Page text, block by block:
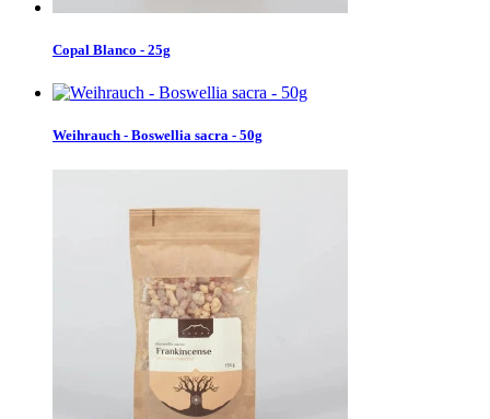
Copal Blanco - 25g
Weihrauch - Boswellia sacra - 50g